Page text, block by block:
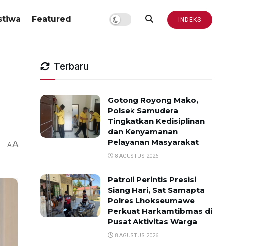
Featured INDEKS
AA
Terbaru
Gotong Royong Mako,
Polsek Samudera
Tingkatkan Kedisiplinan
dan Kenyamanan
Pelayanan Masyarakat
8 AGUSTUS 2026
Patroli Perintis Presisi
Siang Hari, Sat Samapta
Polres Lhokseumawe
Perkuat Harkamtibmas di
Pusat Aktivitas Warga
8 AGUSTUS 2026